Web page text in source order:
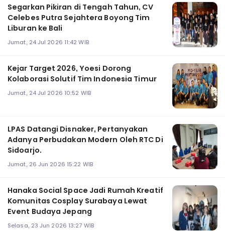
Segarkan Pikiran di Tengah Tahun, CV
Celebes Putra Sejahtera Boyong Tim
Liburan ke Bali
Jumat, 24 Jul 2026 11:42 WIB
Kejar Target 2026, Yoesi Dorong
Kolaborasi Solutif Tim Indonesia Timur
Jumat, 24 Jul 2026 10:52 WIB
LPAS Datangi Disnaker, Pertanyakan
Adanya Perbudakan Modern Oleh RTC Di
Sidoarjo.
Jumat, 26 Jun 2026 15:22 WIB
Hanaka Social Space Jadi Rumah Kreatif
Komunitas Cosplay Surabaya Lewat
Event Budaya Jepang
Selasa, 23 Jun 2026 13:27 WIB